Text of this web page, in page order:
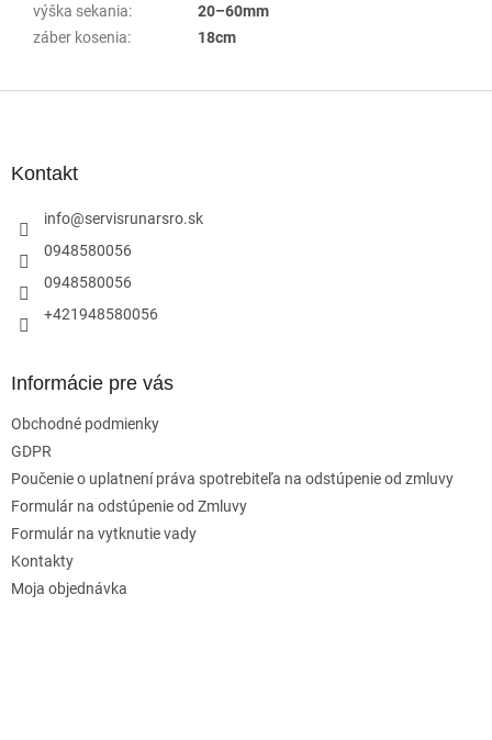
výška sekania:
20–60mm
záber kosenia: 18cm
Kontakt
info@servisrunarsro.sk
0948580056
0948580056
+421948580056
Informácie pre vás
Obchodné podmienky
GDPR
Poučenie o uplatnení práva spotrebiteľa na odstúpenie od zmluvy
Formulár na odstúpenie od Zmluvy
Formulár na vytknutie vady
Kontakty
Moja objednávka